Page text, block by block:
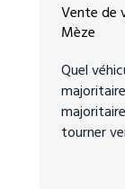
Vente de
Mèze
Quel
tourner